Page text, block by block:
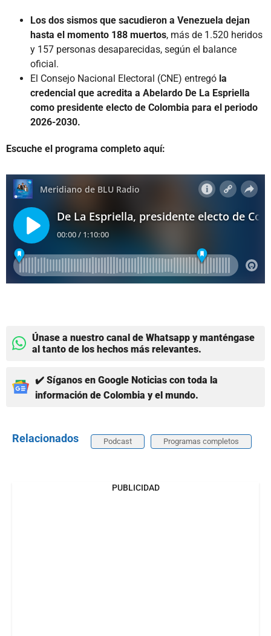
Los dos sismos que sacudieron a Venezuela dejan
hasta el momento 188 muertos, más de 1.520 heridos
y 157 personas desaparecidas, según el balance
oficial.
El Consejo Nacional Electoral (CNE) entregó la
credencial que acredita a Abelardo De La Espriella
como presidente electo de Colombia para el periodo
2026-2030.
Escuche el programa completo aquí:
Únase a nuestro canal de Whatsapp y manténgase
al tanto de los hechos más relevantes.
✔️ Síganos en Google Noticias con toda la
información de Colombia y el mundo.
Relacionados Podcast Programas completos
PUBLICIDAD